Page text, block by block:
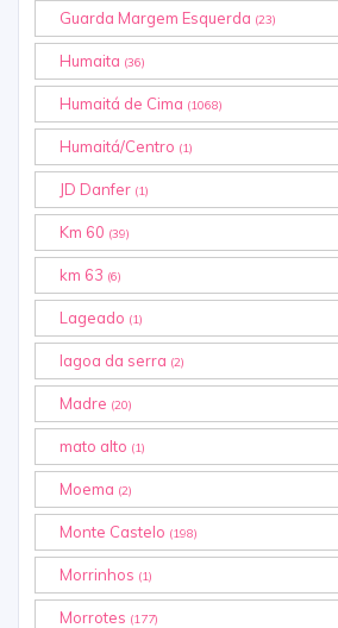
Guarda Margem Esquerda (23)
Humaita (36)
Humaitá de Cima (1068)
Humaitá/Centro (1)
JD Danfer (1)
Km 60 (39)
km 63 (6)
Lageado (1)
lagoa da serra (2)
Madre (20)
mato alto (1)
Moema (2)
Monte Castelo (198)
Morrinhos (1)
Morrotes (177)